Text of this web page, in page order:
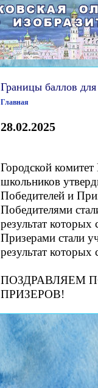
Границы баллов
Главная
28.02.2025
Городской
школьников
Победителей и
Победителями
результат которых
Призерами стали
результат которых
ПОЗДРАВЛЯЕМ
ПРИЗЕРОВ!